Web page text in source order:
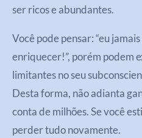
ser ricos e abundantes.
Você pode pensar: “eu
enriquecer!”, porém podem
limitantes no seu
Desta forma, não adianta
conta de milhões. Se você
perder tudo novamente.